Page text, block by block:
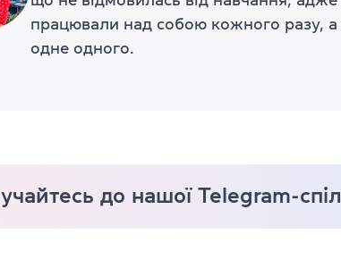
працювали над собою кожного разу, а
одне одного.
до нашої Telegram-